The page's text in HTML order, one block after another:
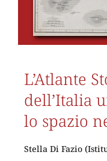
L’Atlante
dell’Italia
lo spazio
Stella Di Fazio